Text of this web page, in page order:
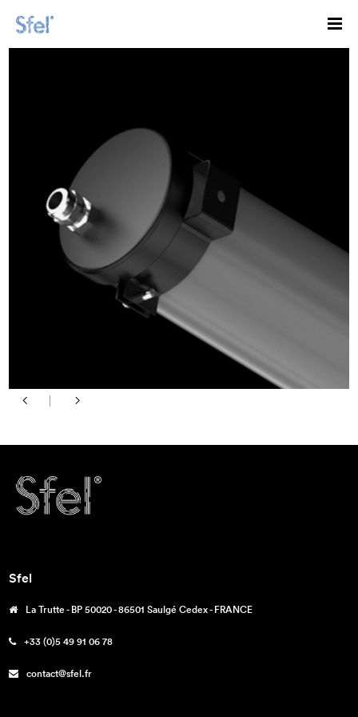
Sfel
La Trutte - BP 50020 - 86501 Saulgé Cedex - FRANCE
+33 (0)5 49 91 06 78
contact@sfel.fr